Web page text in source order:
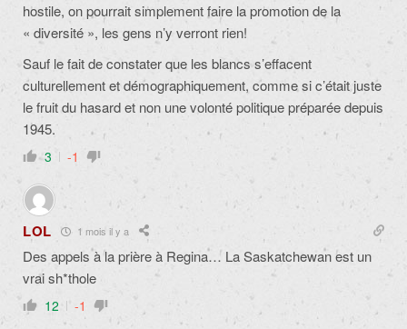
hostile, on pourrait simplement faire la promotion de la
« diversité », les gens n’y verront rien!
Sauf le fait de constater que les blancs s’effacent
culturellement et démographiquement, comme si c’était juste
le fruit du hasard et non une volonté politique préparée depuis
1945.
3 -1
LOL 1 mois il y a
Des appels à la prière à Regina… La Saskatchewan est un
vrai sh*thole
12 -1